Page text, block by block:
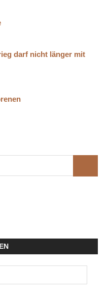
darf nicht länger mit